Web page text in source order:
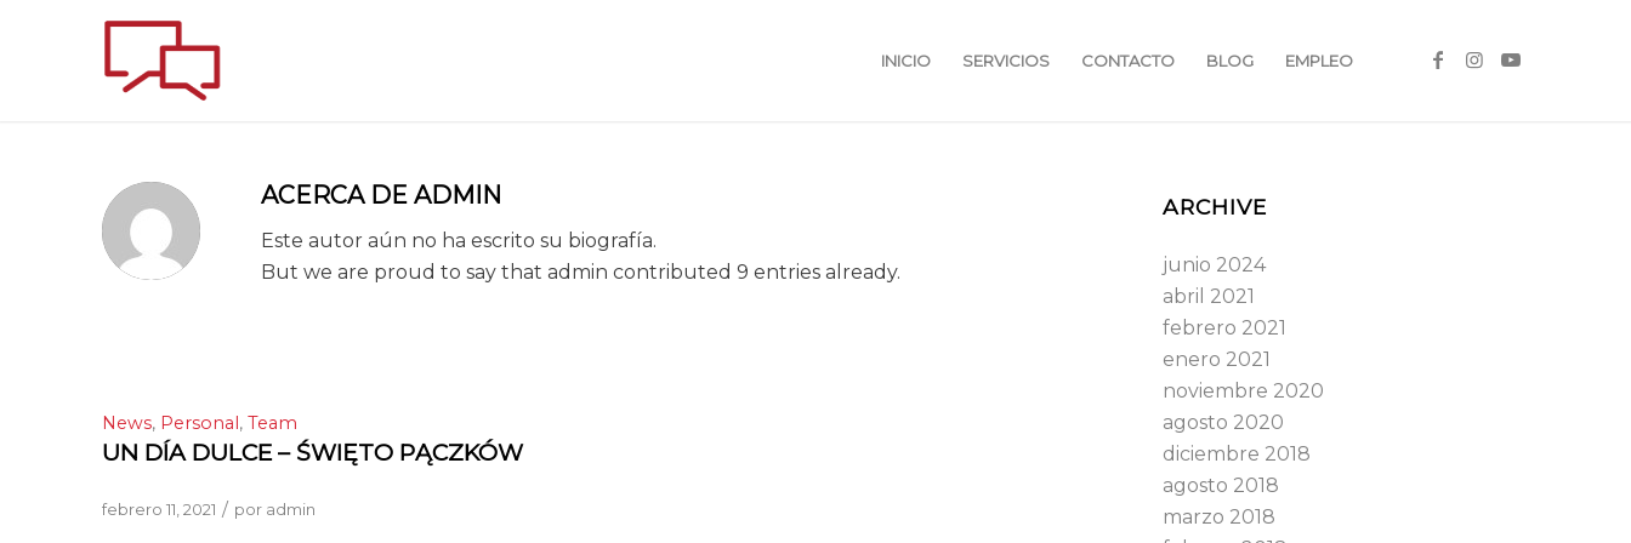
INICIO SERVICIOS CONTACTO BLOG EMPLEO
ACERCA DE ADMIN
Este autor aún no ha escrito su biografía.
But we are proud to say that admin contributed 9 entries already.
News, Personal, Team
UN DÍA DULCE – ŚWIĘTO PĄCZKÓW
febrero 11, 2021 / por admin
ARCHIVE
junio 2024
abril 2021
febrero 2021
enero 2021
noviembre 2020
agosto 2020
diciembre 2018
agosto 2018
marzo 2018